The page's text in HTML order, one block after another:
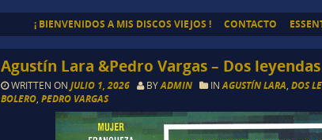
¡ BIENVENIDOS A MIS DISCOS VIEJOS ! CONTACTO
Agustín Lara &Pedro Vargas – Dos
WRITTEN ONJULIO 1, 2026 BYADMIN INAGUSTÍN LARA ,DOS
BOLERO ,PEDRO VARGAS